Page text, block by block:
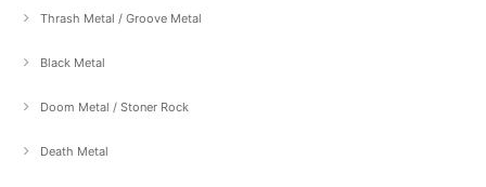
Thrash Metal / Groove Metal
Black Metal
Doom Metal / Stoner Rock
Death Metal